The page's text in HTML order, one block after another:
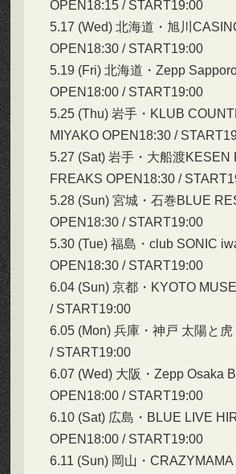
OPEN18:15 / START19:00
5.17 (Wed) 北海道・旭川
OPEN18:30 / START19:00
5.19 (Fri) 北海道・Zepp
OPEN18:00 / START19:00
5.25 (Thu) 岩手・KLUB
MIYAKO OPEN18:30 /
5.27 (Sat) 岩手・大船渡KESEN
FREAKS OPEN18:30 /
5.28 (Sun) 宮城・石巻BLUE
OPEN18:30 / START19:00
5.30 (Tue) 福島・club SONIC
OPEN18:30 / START19:00
6.04 (Sun) 京都・KYOTO
/ START19:00
6.05 (Mon) 兵庫・神戸 太陽と
/ START19:00
6.07 (Wed) 大阪・Zepp Osaka
OPEN18:00 / START19:00
6.10 (Sat) 広島・BLUE LIVE
OPEN18:00 / START19:00
6.11 (Sun) 岡山・CRAZYMAMA